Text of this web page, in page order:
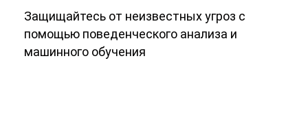
Защищайтесь от неизвестных угроз с
помощью поведенческого анализа и
машинного обучения